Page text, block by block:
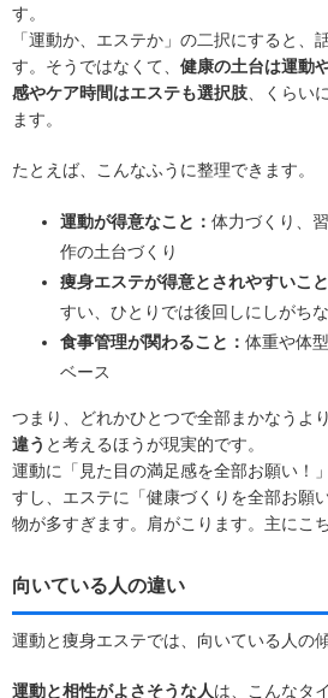
す。
「運動か、エステか」の二択にすると、
す。そうではなくて、 健康の土台は運動
感やケア時間はエステも選択肢 、くらい
ます。
たとえば、こんなふうに整理できます。
運動が得意なこと： 体力づくり、
作の土台づくり
痩身エステが得意とされやすいこと
すい、ひとりでは後回しにしがち
食事管理が関わること： 体重や体
ベース
つまり、どれかひとつで全部まかなうより
違う と考えるほうが現実的です。
運動に「見た目の満足感を全部お願い！
すし、エステに「健康づくりを全部お願
物が多すぎます。肩がこります。主にこ
向いている人の違い
運動と痩身エステでは、向いている人の
運動と相性がよさそうな人は、こんなタ